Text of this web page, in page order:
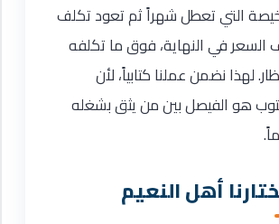
التي تعطل شهراً ثم تعود تكلف
في النهاية، فوق ما تكلفه
لهذا نضمن عملنا كتابياً، لأن
هو الفيصل بين من يثق بشغله
أهل النعيم